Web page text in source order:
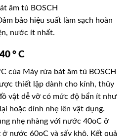
âm tủ BOSCH
bảo hiệu suất làm sạch hoàn
nước ít nhất.
° C
của Máy rửa bát âm tủ BOSCH
thiết lập dành cho kính, thủy
vật dễ vỡ có mức độ bẩn ít như
hoặc dính nhẹ lên vật dụng.
nhẹ nhàng với nước 40oC ở
nước 60oC và sấy khô. Kết quả